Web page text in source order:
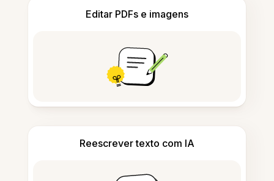
Editar PDFs e imagens
Reescrever texto com IA